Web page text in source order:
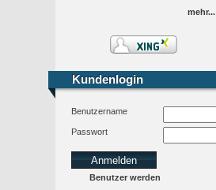
mehr...
Kundenlogin
Kundenlogin
Benutzername
Passwort
Benutzer werden